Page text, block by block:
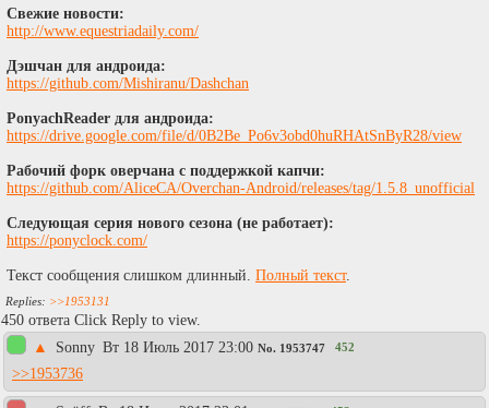
Cвежие новости:
http://www.equestriadaily.com/
Дэшчан для андроида:
https://github.com/Mishiranu/Dashchan
PonyachReader для андроида:
https://drive.google.com/file/d/0B2Be_Po6v3obd0huRHAtSnByR28/view
Рабочий форк оверчана с поддержкой капчи:
https://github.com/AliceCA/Overchan-Android/releases/tag/1.5.8_unofficial
Следующая серия нового сезона (не работает):
https://ponyclock.com/
Текст сообщения слишком длинный. Полный текст.
>>1953131
450 ответа Click Reply to view.
▲
Sonny Вт 18 Июль 2017 23:00 No. 1953747 452
>>1953736